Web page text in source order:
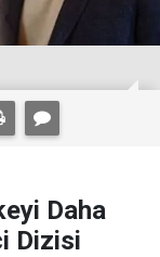
Daha
Dizisi